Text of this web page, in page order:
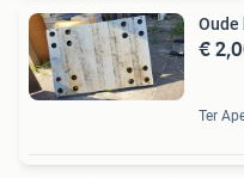
Oude
€
Ter